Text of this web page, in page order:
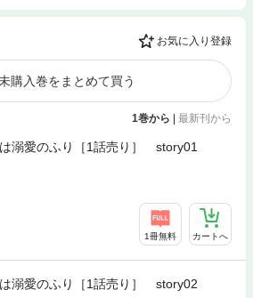
お気に入り登録
購入巻をまとめて買う
1巻から | 最新刊から
溺愛のふり［1話売り］ story01
1冊無料 カートへ
溺愛のふり［1話売り］ story02